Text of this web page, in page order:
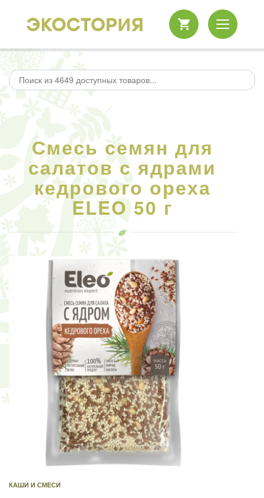
Смесь семян для
салатов с ядрами
кедрового ореха
ELEO 50 г
КАШИ И СМЕСИ